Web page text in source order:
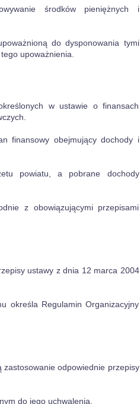
środków pieniężnych i
do dysponowania tymi
upoważnienia.
w ustawie o finansach
finansowy obejmujący dochody i
powiatu, a pobrane dochody
z obowiązującymi przepisami
ustawy z dnia 12 marca 2004
określa Regulamin Organizacyjny
odpowiednie przepisy
do jego uchwalenia.